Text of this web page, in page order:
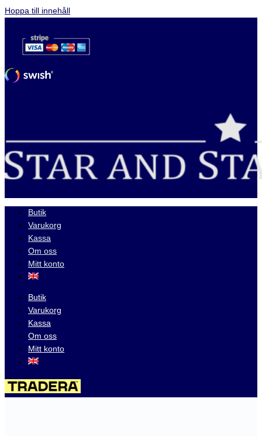
Hoppa till innehåll
Butik
Varukorg
Kassa
Om oss
Mitt konto
Butik
Varukorg
Kassa
Om oss
Mitt konto